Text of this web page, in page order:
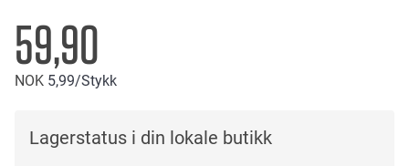
59,90
NOK 599/Stykk
Lagerstatus i din lokale butikk
the
images
gallery